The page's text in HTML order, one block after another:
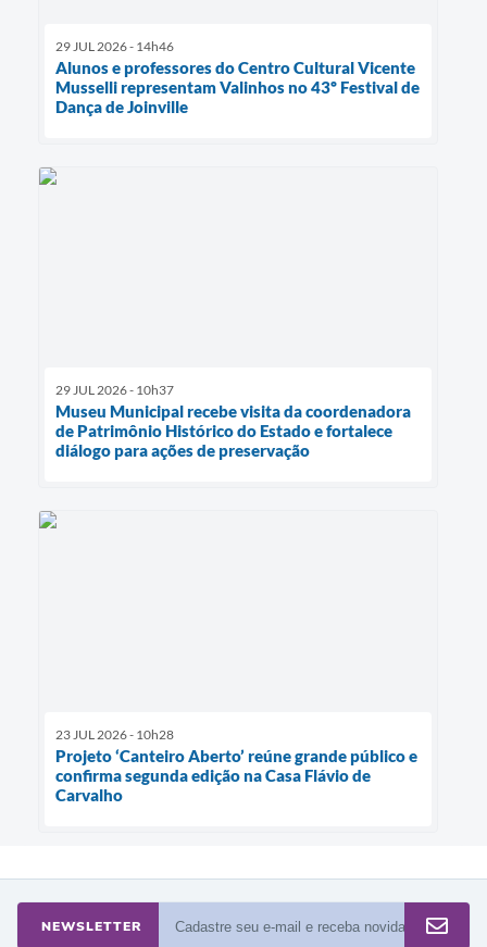
29 JUL 2026 - 14h46
Alunos e professores do Centro Cultural Vicente
Musselli representam Valinhos no 43º Festival de
Dança de Joinville
29 JUL 2026 - 10h37
Museu Municipal recebe visita da coordenadora
de Patrimônio Histórico do Estado e fortalece
diálogo para ações de preservação
23 JUL 2026 - 10h28
Projeto ‘Canteiro Aberto’ reúne grande público e
confirma segunda edição na Casa Flávio de
Carvalho
NEWSLETTER